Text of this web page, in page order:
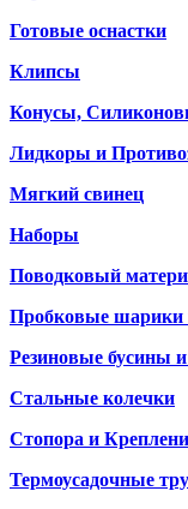
Готовые оснастки
Клипсы
Конусы,
Лидкоры и
Мягкий свинец
Наборы
Поводковый
Пробковые шарики
Резиновые бусины
Стальные колечки
Стопора и
Термоусадочные